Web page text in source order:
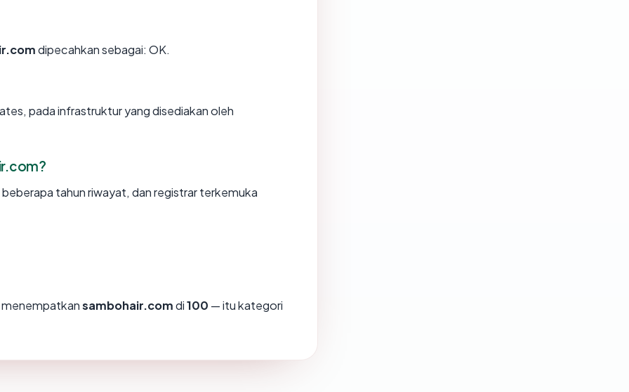
dipecahkan sebagai: OK.
pada infrastruktur yang disediakan oleh
tahun riwayat, dan registrar terkemuka
sambohair.comdi100 — itu kategori